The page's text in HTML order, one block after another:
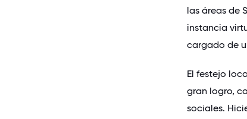
las áreas de
instancia
cargado de
El festejo
gran logro,
sociales.